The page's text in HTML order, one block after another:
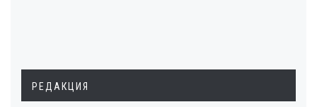
РЕДАКЦИЯ